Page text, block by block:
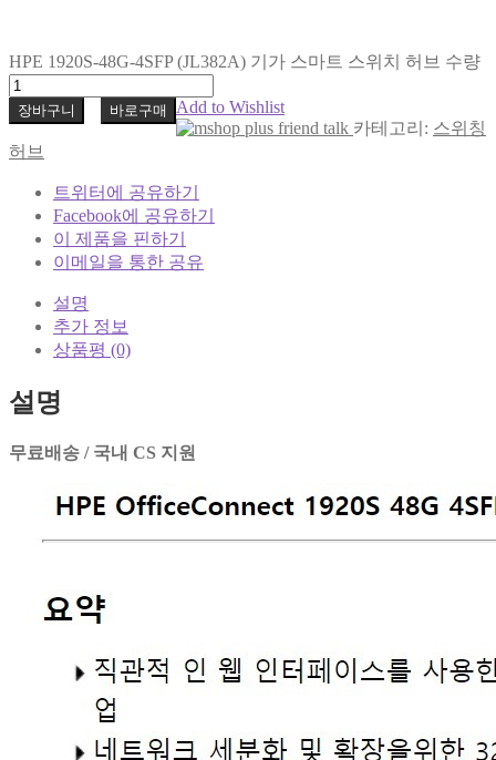
HPE 1920S-48G-4SFP (JL382A) 기가 스마트 스위치 허브 수량
장바구니 바로구매
Add to Wishlist
카테고리: 스위칭
허브
트위터에 공유하기
Facebook에 공유하기
이 제품을 핀하기
이메일을 통한 공유
설명
추가 정보
상품평 (0)
설명
무료배송 / 국내 CS 지원